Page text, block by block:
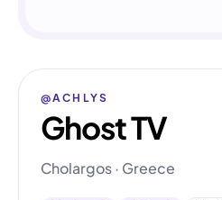
@ACHLYS
Ghost TV
Cholargos · Greece